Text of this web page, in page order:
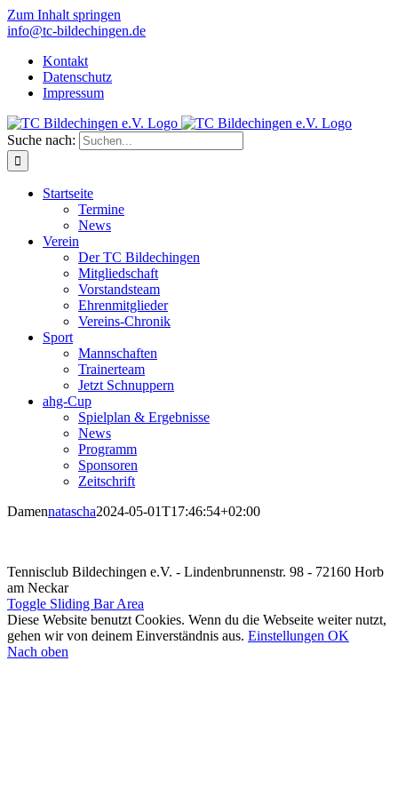
Zum Inhalt springen
info@tc-bildechingen.de
Kontakt
Datenschutz
Impressum
Suche nach:
Startseite
Termine
News
Verein
Der TC Bildechingen
Mitgliedschaft
Vorstandsteam
Ehrenmitglieder
Vereins-Chronik
Sport
Mannschaften
Trainerteam
Jetzt Schnuppern
ahg-Cup
Spielplan & Ergebnisse
News
Programm
Sponsoren
Zeitschrift
Damennatascha2024-05-01T17:46:54+02:00
Tennisclub Bildechingen e.V. - Lindenbrunnenstr. 98 - 72160 Horb
am Neckar
Toggle Sliding Bar Area
Diese Website benutzt Cookies. Wenn du die Webseite weiter nutzt,
gehen wir von deinem Einverständnis aus. Einstellungen OK
Nach oben